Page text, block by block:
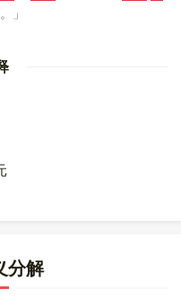
。」
分解